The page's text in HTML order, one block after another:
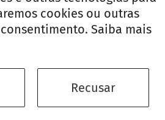
cookies ou outras
Saiba mais
Recusar
de pagamento aceites
Política de TrocaPolítica de Frete